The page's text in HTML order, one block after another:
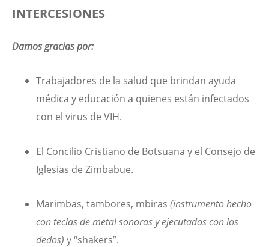
INTERCESIONES
Damos gracias por:
Trabajadores de la salud que brindan ayuda
médica y educación a quienes están infectados
con el virus de VIH.
El Concilio Cristiano de Botsuana y el Consejo de
Iglesias de Zimbabue.
Marimbas, tambores, mbiras (instrumento hecho
con teclas de metal sonoras y ejecutados con los
dedos) y “shakers”.